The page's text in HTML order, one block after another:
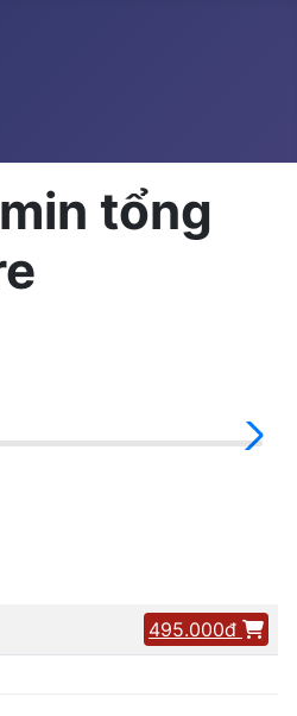
tổng
495.000đ